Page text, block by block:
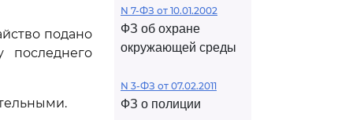
подано
N 7-ФЗ от 10.01.2002
ФЗ об охране
окружающей среды
N 3-ФЗ от 07.02.2011
ФЗ о полиции